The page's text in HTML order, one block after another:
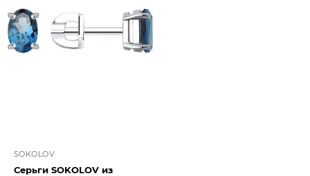
SOKOLOV
Серьги SOKOLOV из